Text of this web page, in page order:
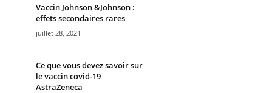
Vaccin Johnson &Johnson :
effets secondaires rares
juillet 28, 2021
Ce que vous devez savoir sur
le vaccin covid-19
AstraZeneca